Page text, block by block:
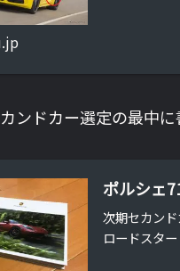
ンドカー選定の最中に
ポルシェ
次期セカン
ロードスタ